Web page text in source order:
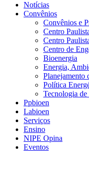
Notícias
Convênios
Convênios e
Centro
Centro
Centro de
Bioenergia
Energia,
Planejamento
Política
Tecnologia de
Ppbioen
Labioen
Serviços
Ensino
NIPE Opina
Eventos